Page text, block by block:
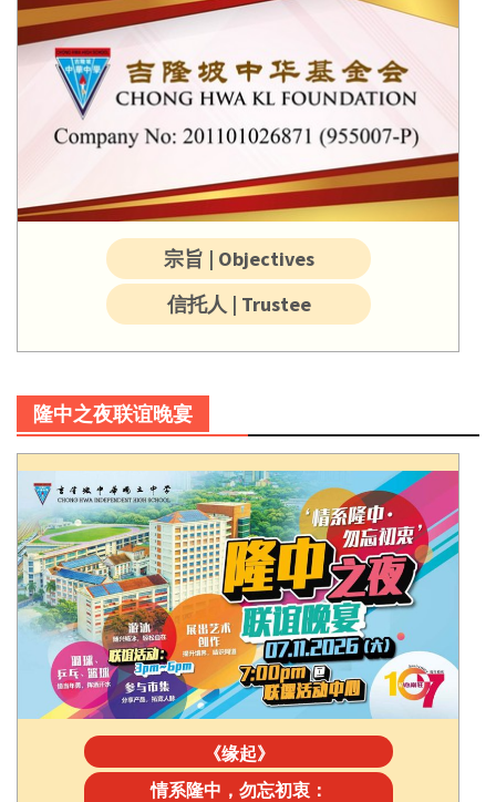
宗旨 | Objectives
信托人 | Trustee
隆中之夜联谊晚宴
《缘起》
情系隆中，勿忘初衷：